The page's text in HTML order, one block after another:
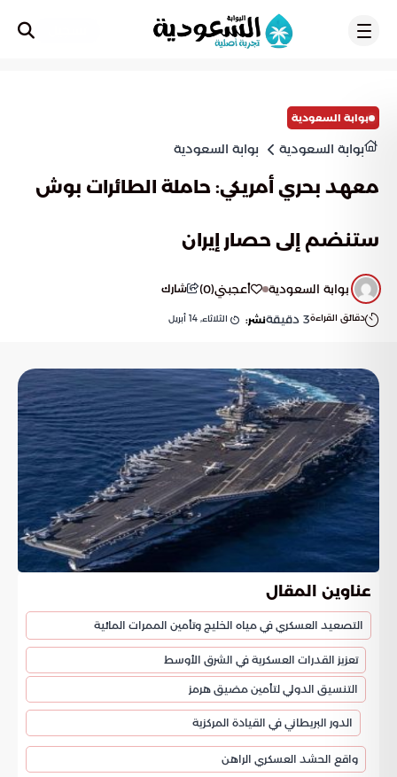
بوابة السعودية
بوابة السعودية بوابة السعودية
معهد بحري أمريكي: حاملة الطائرات بوش
ستنضم إلى حصار إيران
بوابة السعودية أعجبني(
0
) شارك
دقائق القراءة3 دقيقةنشر: الثلاثاء, 14 أبريل
عناوين المقال
التصعيد العسكري في مياه الخليج وتأمين الممرات المائية
تعزيز القدرات العسكرية في الشرق الأوسط
التنسيق الدولي لتأمين مضيق هرمز
الدور البريطاني في القيادة المركزية
واقع الحشد العسكري الراهن